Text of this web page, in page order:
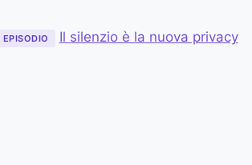
EPISODIO Il silenzio è la nuova privacy